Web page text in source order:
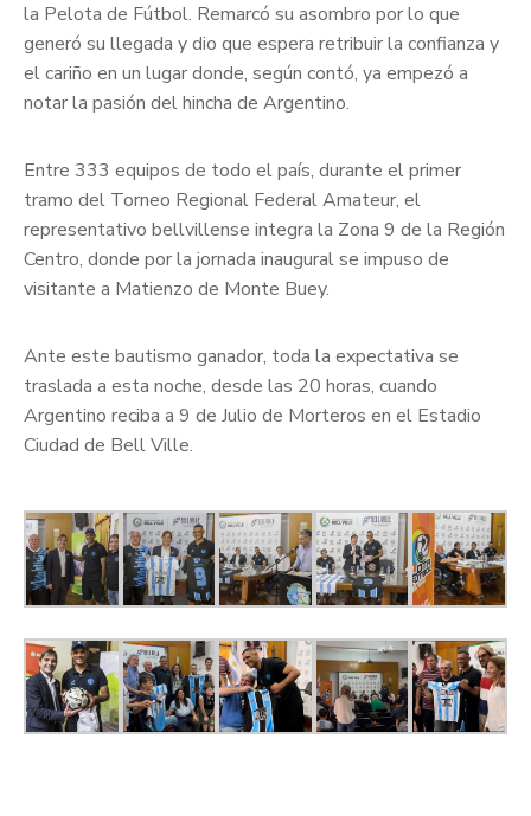
la Pelota de Fútbol. Remarcó su asombro por lo que
generó su llegada y dio que espera retribuir la confianza y
el cariño en un lugar donde, según contó, ya empezó a
notar la pasión del hincha de Argentino.
Entre 333 equipos de todo el país, durante el primer
tramo del Torneo Regional Federal Amateur, el
representativo bellvillense integra la Zona 9 de la Región
Centro, donde por la jornada inaugural se impuso de
visitante a Matienzo de Monte Buey.
Ante este bautismo ganador, toda la expectativa se
traslada a esta noche, desde las 20 horas, cuando
Argentino reciba a 9 de Julio de Morteros en el Estadio
Ciudad de Bell Ville.